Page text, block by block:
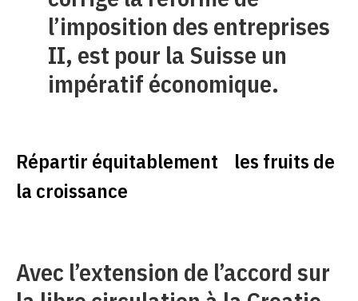
l’imposition des entreprises
II, est pour la Suisse un
impératif économique.
Répartir équitablement les fruits de
la croissance
Avec l’extension de l’accord sur